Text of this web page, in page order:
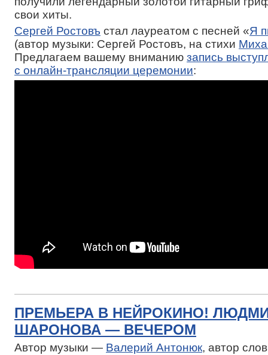
свои хиты.
Сергей Ростовъ стал лауреатом с песней «Я
(автор музыки: Сергей Ростовъ, на стихи
Предлагаем вашему вниманию запись
с онлайн-трансляции церемонии:
ПРЕМЬЕРА В НЕЙРОКИНО!
ШАРОНОВА — ВЕЧЕРОМ
Автор музыки — Валерий Антонюк, автор